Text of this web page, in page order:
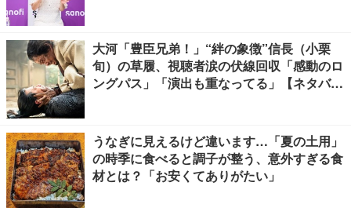
大河「豊臣兄弟！」“絆の象徴”信長（小栗
旬）の草履、視聴者涙の伏線回収「感動のロ
ングパス」「演出も重なってる」【ネタバレ
うなぎに見えるけど違います…「夏の土用」
の時季に食べると調子が整う、意外すぎる食
材とは？「お安くてありがたい」